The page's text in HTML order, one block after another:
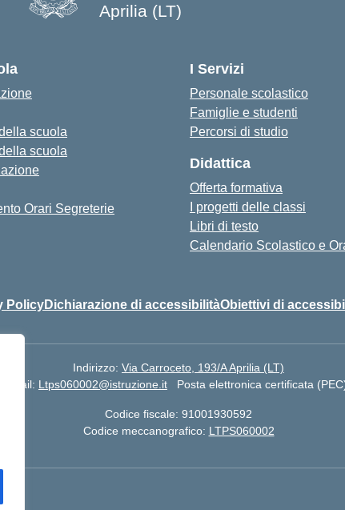
Aprilia (LT)
scuola
scuola
Orari Segreterie
I Servizi
Personale scolastico
Famiglie e studenti
Percorsi di studio
Didattica
Offerta formativa
I progetti delle classi
Libri di testo
Calendario Scolastico e
PolicyDichiarazione di accessibilitàObiettivi di
Indirizzo: Via Carroceto, 193/A Aprilia (LT)
Email: Ltps060002@istruzione.it Posta elettronica certificata
Codice fiscale: 91001930592
Codice meccanografico: LTPS060002